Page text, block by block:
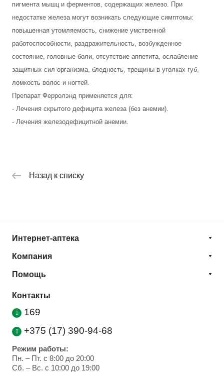
пигмента мышц и ферментов, содержащих железо. При
недостатке железа могут возникать следующие симптомы:
повышенная утомляемость, снижение умственной
работоспособности, раздражительность, возбужденное
состояние, головные боли, отсутствие аппетита, ослабление
защитных сил организма, бледность, трещины в уголках губ,
ломкость волос и ногтей.
Препарат Ферролэнд применяется для:
- Лечения скрытого дефицита железа (без анемии).
- Лечения железодефицитной анемии.
Назад к списку
Интернет-аптека
Компания
Помощь
Контакты
169
+375 (17) 390-94-68
Режим работы:
Пн. – Пт. с 8:00 до 20:00
Cб. – Вс. с 10:00 до 19:00